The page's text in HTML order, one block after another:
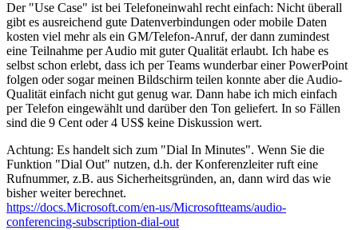
Der "Use Case" ist bei Telefoneinwahl recht einfach: Nicht überall
gibt es ausreichend gute Datenverbindungen oder mobile Daten
kosten viel mehr als ein GM/Telefon-Anruf, der dann zumindest
eine Teilnahme per Audio mit guter Qualität erlaubt. Ich habe es
selbst schon erlebt, dass ich per Teams wunderbar einer PowerPoint
folgen oder sogar meinen Bildschirm teilen konnte aber die Audio-
Qualität einfach nicht gut genug war. Dann habe ich mich einfach
per Telefon eingewählt und darüber den Ton geliefert. In so Fällen
sind die 9 Cent oder 4 US$ keine Diskussion wert.
Achtung: Es handelt sich zum "Dial In Minutes". Wenn Sie die
Funktion "Dial Out" nutzen, d.h. der Konferenzleiter ruft eine
Rufnummer, z.B. aus Sicherheitsgründen, an, dann wird das wie
bisher weiter berechnet.
https://docs.Microsoft.com/en-us/Microsoftteams/audio-
conferencing-subscription-dial-out